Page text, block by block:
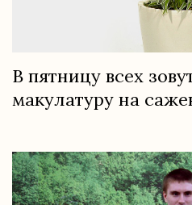
В пятницу всех
макулатуру на